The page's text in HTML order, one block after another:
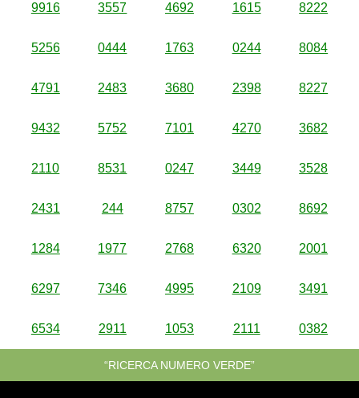
9916 3557 4692 1615 8222
5256 0444 1763 0244 8084
4791 2483 3680 2398 8227
9432 5752 7101 4270 3682
2110 8531 0247 3449 3528
2431 244 8757 0302 8692
1284 1977 2768 6320 2001
6297 7346 4995 2109 3491
6534 2911 1053 2111 0382
“RICERCA NUMERO VERDE”